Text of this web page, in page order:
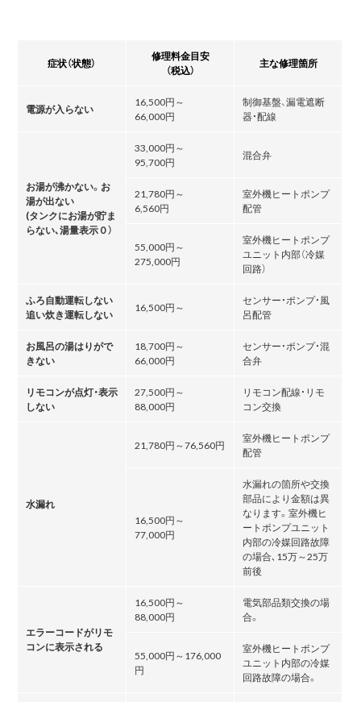
症状（状態）
修理料金目安
（税込）
主な修理箇所
電源が入らない
16,500円～
66,000円
制御基盤、漏電遮断
器・配線
お湯が沸かない。お
湯が出ない
(タンクにお湯が貯ま
らない､湯量表示０）
33,000円～
95,700円
混合弁
21,780円～
6,560円
室外機ヒートポンプ
配管
55,000円～
275,000円
室外機ヒートポンプ
ユニット内部（冷媒
回路）
ふろ自動運転しない
追い炊き運転しない
16,500円～
センサー・ポンプ・風
呂配管
お風呂の湯はりがで
きない
18,700円～
66,000円
センサー・ポンプ・混
合弁
リモコンが点灯・表示
しない
27,500円～
88,000円
リモコン配線・リモ
コン交換
水漏れ
21,780円～76,560円
室外機ヒートポンプ
配管
16,500円～
77,000円
水漏れの箇所や交換
部品により金額は異
なります。室外機ヒ
ートポンプユニット
内部の冷媒回路故障
の場合､15万～25万
前後
エラーコードがリモ
コンに表示される
16,500円～
88,000円
電気部品類交換の場
合。
55,000円～176,000
円
室外機ヒートポンプ
ユニット内部の冷媒
回路故障の場合。